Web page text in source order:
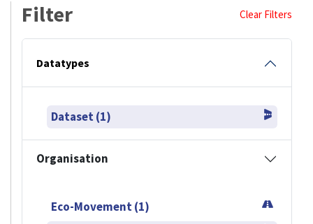
Filter Clear Filters
Datatypes
Dataset (1)
Organisation
Eco-Movement (1)